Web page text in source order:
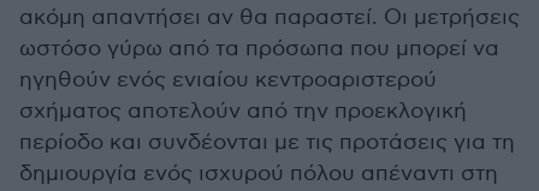
ακόμη απαντήσει αν θα παραστεί. Οι μετρήσεις
ωστόσο γύρω από τα πρόσωπα που μπορεί να
ηγηθούν ενός ενιαίου κεντροαριστερού
σχήματος αποτελούν από την προεκλογική
περίοδο και συνδέονται με τις προτάσεις για τη
δημιουργία ενός ισχυρού πόλου απέναντι στη